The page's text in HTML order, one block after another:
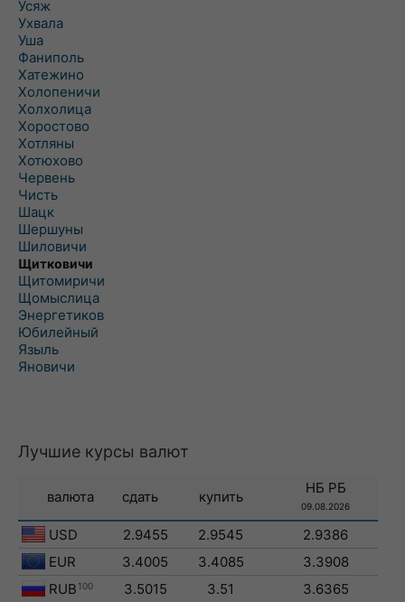
Усяж
Ухвала
Уша
Фаниполь
Хатежино
Холопеничи
Холхолица
Хоростово
Хотляны
Хотюхово
Червень
Чисть
Шацк
Шершуны
Шиловичи
Щитковичи
Щитомиричи
Щомыслица
Энергетиков
Юбилейный
Языль
Яновичи
Лучшие курсы валют
валюта сдать купить
НБ РБ
09.08.2026
USD 2.9455 2.9545
2.9386
EUR
3.4005 3.4085
3.3908
RUB 100 3.5015 3.51
3.6365